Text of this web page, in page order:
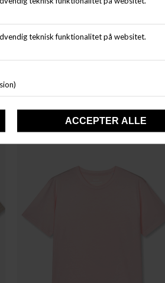
SAMARCUS T-SHIRT
DKK 499,00